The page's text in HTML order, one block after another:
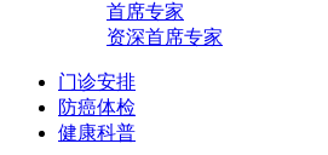
首席专家
资深首席专家
门诊安排
防癌体检
健康科普